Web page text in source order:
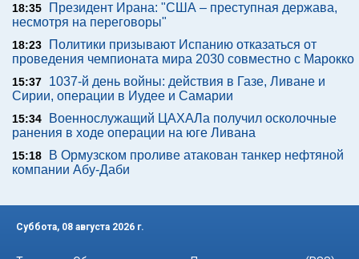
18:35
Президент Ирана: "США – преступная держава,
несмотря на переговоры"
18:23
Политики призывают Испанию отказаться от
проведения чемпионата мира 2030 совместно с Марокко
15:37
1037-й день войны: действия в Газе, Ливане и
Сирии, операции в Иудее и Самарии
15:34
Военнослужащий ЦАХАЛа получил осколочные
ранения в ходе операции на юге Ливана
15:18
В Ормузском проливе атакован танкер нефтяной
компании Абу-Даби
Суббота, 08 августа 2026 г.